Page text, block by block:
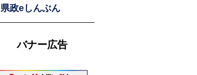
県政eしんぶん
バナー広告